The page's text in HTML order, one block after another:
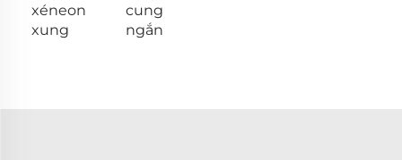
xéneon
xung
cung
ngắn